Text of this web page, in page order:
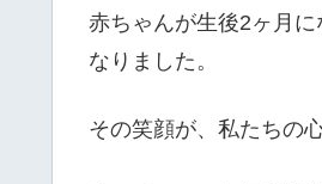
赤ちゃんが生後2ヶ月
なりました。
その笑顔が、私たちの